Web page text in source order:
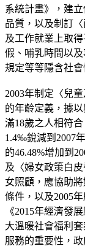
系統計畫》，建
品質，以及制訂
及工作就業上取
假、哺乳時間以
規定等等隱含社
2003年制定〈兒
的年齡定義，據
滿18歲之人相符
1.4‰銳減到2007
的46.48%增加到
及〈婦女政策白
女照顧，應協助
條件，以及2005
《2015年經濟發
大溫暖社會福利
服務的重要性，